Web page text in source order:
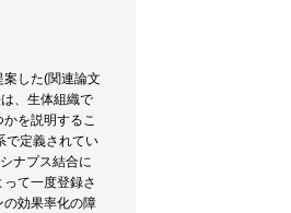
した(関連論文
、生体組織で
を説明するこ
で定義されてい
ナプス結合に
て一度登録さ
の効果率化の障